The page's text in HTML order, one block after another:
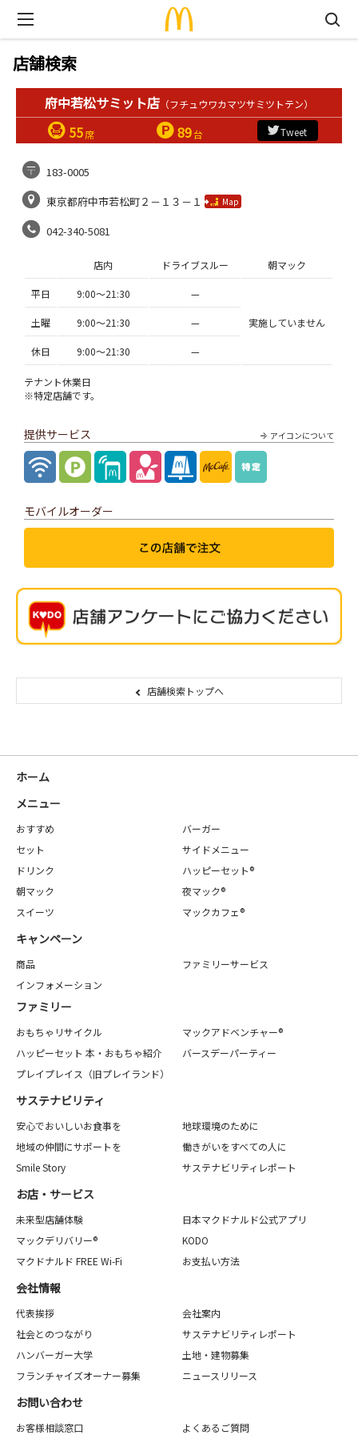
店舗検索
府中若松サミット店 （フチュウワカマツサミツトテン）
55席 89台 Tweet
183-0005
東京都府中市若松町２－１３－１
Map
042-340-5081
店内 ドライブスルー 朝マック
平日 9:00〜21:30 —
実施していません
土曜 9:00〜21:30 —
休日 9:00〜21:30 —
テナント休業日
※特定店舗です。
アイコンについて
提供サービス
モバイルオーダー
店舗検索トップへ
ホーム
メニュー
おすすめ
バーガー
セット
サイドメニュー
ドリンク
ハッピーセット®
朝マック
夜マック®
スイーツ
マックカフェ®
キャンペーン
商品
ファミリーサービス
インフォメーション
ファミリー
おもちゃリサイクル
マックアドベンチャー®
ハッピーセット 本・おもちゃ紹介
バースデーパーティー
プレイプレイス（旧プレイランド）
サステナビリティ
安心でおいしいお食事を
地球環境のために
地域の仲間にサポートを
働きがいをすべての人に
Smile Story
サステナビリティレポート
お店・サービス
未来型店舗体験
日本マクドナルド公式アプリ
マックデリバリー®
KODO
マクドナルド FREE Wi-Fi
お支払い方法
会社情報
代表挨拶
会社案内
社会とのつながり
サステナビリティレポート
ハンバーガー大学
土地・建物募集
フランチャイズオーナー募集
ニュースリリース
お問い合わせ
お客様相談窓口 よくあるご質問